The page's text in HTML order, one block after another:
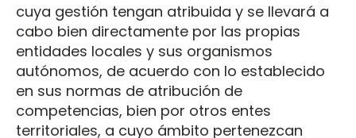
cuya gestión tengan atribuida y se llevará a
cabo bien directamente por las propias
entidades locales y sus organismos
autónomos, de acuerdo con lo establecido
en sus normas de atribución de
competencias, bien por otros entes
territoriales, a cuyo ámbito pertenezcan